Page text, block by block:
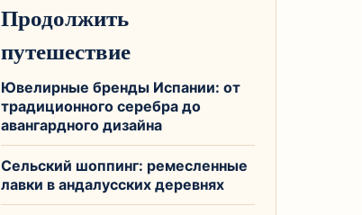
Продолжить
путешествие
Ювелирные бренды Испании: от
традиционного серебра до
авангардного дизайна
Сельский шоппинг: ремесленные
лавки в андалусских деревнях